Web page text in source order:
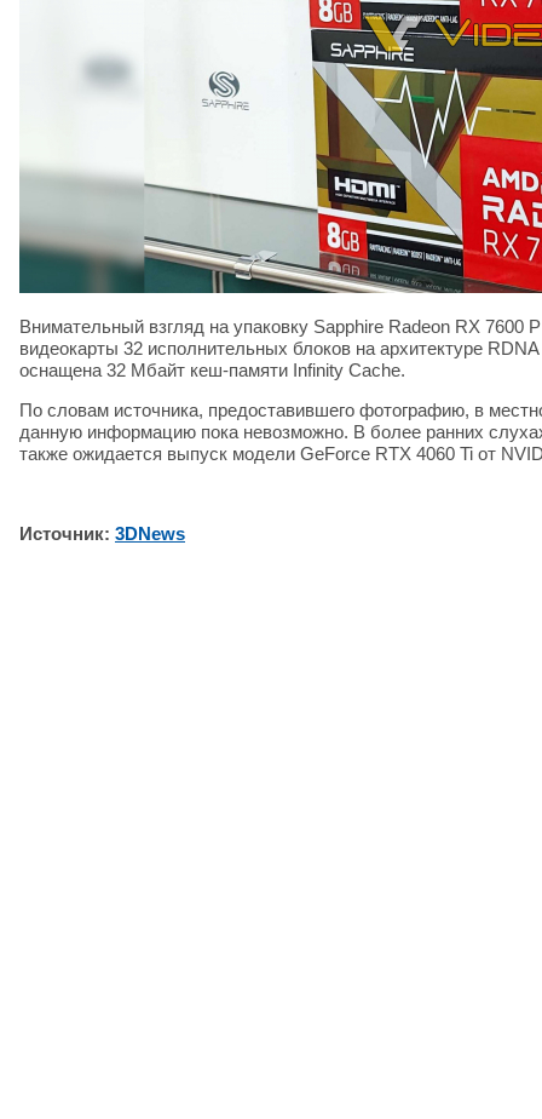
Внимательный взгляд на упаковку Sapphire Radeon RX 7600
видеокарты 32 исполнительных блоков на архитектуре
оснащена 32 Мбайт кеш-памяти Infinity Cache.
По словам источника, предоставившего фотографию, в
данную информацию пока невозможно. В более ранних
также ожидается выпуск модели GeForce RTX 4060 Ti от
Источник: 3DNews